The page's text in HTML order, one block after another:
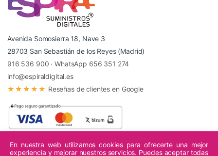
Avenida Somosierra 18, Nave 3
28703 San Sebastián de los Reyes (Madrid)
916 536 900 ·WhatsApp 656 351 274
info@espiraldigital.es
★★★★★ Reseñas de clientes en Google
En nuestra web utilizamos cookies para ofrecerte una mejor
experiencia y mejorar nuestros servicios. Puedes aceptar todas